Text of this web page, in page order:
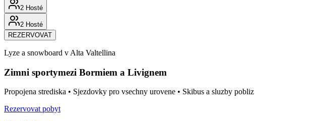
2 Hosté
2 Hosté
REZERVOVAT
Lyze a snowboard v Alta Valtellina
Zimni sportymezi Bormiem a Livignem
Propojena strediska • Sjezdovky pro vsechny urovene • Skibus a sluzby pobliz
Rezervovat pobyt